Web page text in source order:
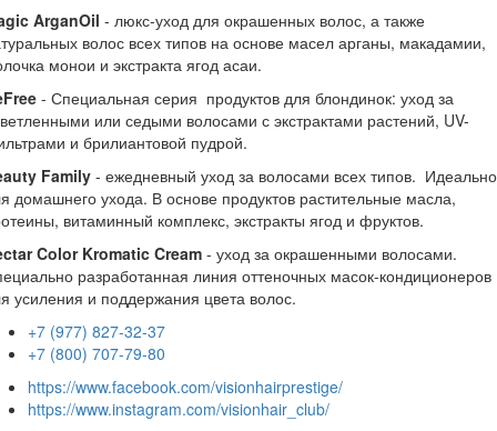
ArganOil - люкс-уход для окрашенных волос, а также
волос всех типов на основе масел арганы, макадамии,
монои и экстракта ягод асаи.
- Специальная серия продуктов для блондинок: уход за
или седыми волосами с экстрактами растений, UV-
и брилиантовой пудрой.
Family - ежедневный уход за волосами всех типов. Идеально
домашнего ухода. В основе продуктов растительные масла,
витаминный комплекс, экстракты ягод и фруктов.
Color Kromatic Cream - уход за окрашенными волосами.
разработанная линия оттеночных масок-кондиционеров
усиления и поддержания цвета волос.
+7 (977) 827-32-37
+7 (800) 707-79-80
https://www.facebook.com/visionhairprestige/
https://www.instagram.com/visionhair_club/